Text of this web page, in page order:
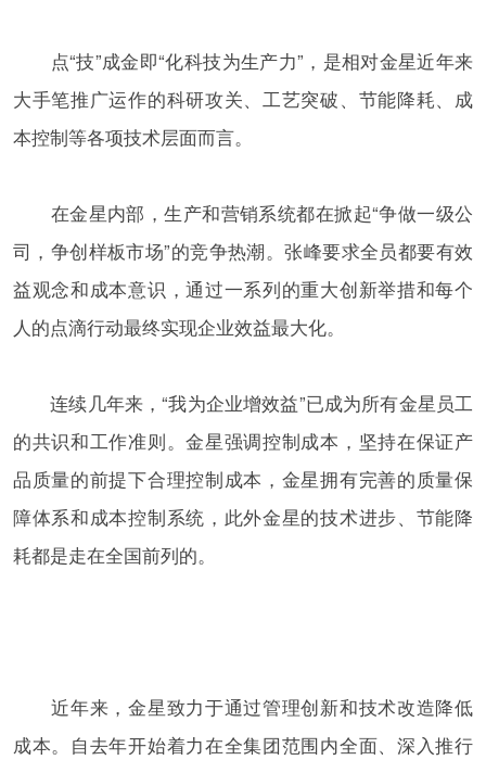
点“技”成金即“化科技为生产力”，是相对金星近年来
大手笔推广运作的科研攻关、工艺突破、节能降耗、成
本控制等各项技术层面而言。
在金星内部，生产和营销系统都在掀起“争做一级公
司，争创样板市场”的竞争热潮。张峰要求全员都要有效
益观念和成本意识，通过一系列的重大创新举措和每个
人的点滴行动最终实现企业效益最大化。
连续几年来，“我为企业增效益”已成为所有金星员工
的共识和工作准则。金星强调控制成本，坚持在保证产
品质量的前提下合理控制成本，金星拥有完善的质量保
障体系和成本控制系统，此外金星的技术进步、节能降
耗都是走在全国前列的。
近年来，金星致力于通过管理创新和技术改造降低
成本。自去年开始着力在全集团范围内全面、深入推行